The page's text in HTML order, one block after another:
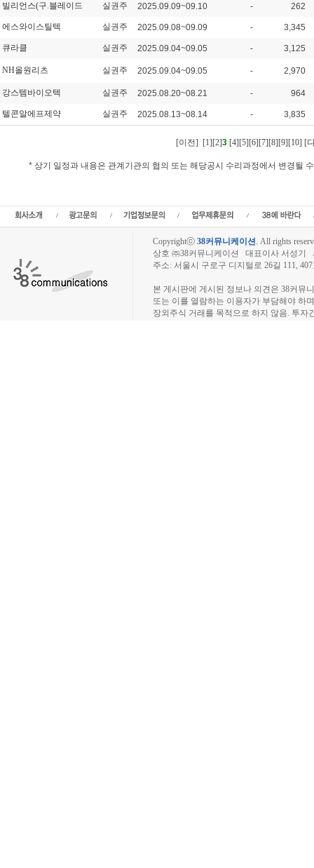
빌리언스(구.블레이드 실권주 2025.09.09~09.10 - 262
에스와이스틸텍 실권주 2025.09.08~09.09 - 3,345
큐라클 실권주 2025.09.04~09.05 - 3,125
NH올원리츠 실권주 2025.09.04~09.05 - 2,970
강스템바이오텍 실권주 2025.08.20~08.21 - 964
텔콘알에프제약 실권주 2025.08.13~08.14 - 3,835
[이전] [1][2]3 [4][5][6][7][8][9][10] [
* 상기 일정과 내용은 관계기관의 협의 또는 해당공시 수리과정에서 변경될
Copyrightⓒ 38커뮤니케이션. All rights
상호 ㈜38커뮤니케이션 대표이사 서성기
주소: 서울시 구로구 디지털로 26길 111,
본 게시판에 게시된 정보나 의견은 38커뮤
또는 이를 열람하는 이용자가 부담해야 하
장외주식 거래를 목적으로 하지 않음. 투